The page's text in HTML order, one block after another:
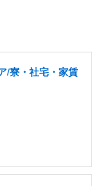
/寮・社宅・家賃